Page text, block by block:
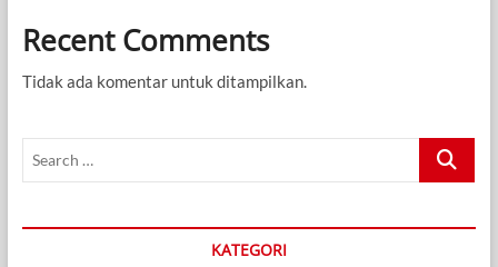
Recent Comments
Tidak ada komentar untuk ditampilkan.
Search
KATEGORI